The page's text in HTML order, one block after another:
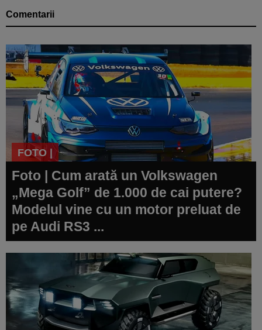
Comentarii
FOTO |
Foto | Cum arată un Volkswagen
„Mega Golf” de 1.000 de cai putere?
Modelul vine cu un motor preluat de
pe Audi RS3 ...